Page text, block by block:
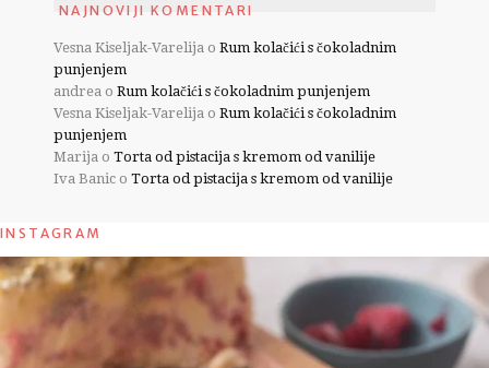
NAJNOVIJI KOMENTARI
Vesna Kiseljak-Varelija o Rum kolačići s čokoladnim
punjenjem
andrea o Rum kolačići s čokoladnim punjenjem
Vesna Kiseljak-Varelija o Rum kolačići s čokoladnim
punjenjem
Marija o Torta od pistacija s kremom od vanilije
Iva Banic o Torta od pistacija s kremom od vanilije
INSTAGRAM